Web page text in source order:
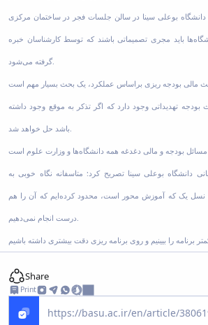
به میزبانی دانشگاه بوعلی سینا در سالن جلسات فجر در ساختمان مرکزی
باید مجری تصمیماتی باشند که توسط کارشناسان خبره
گرفته می‌شود.
تهدیداتی وجود دارد که اگر تذکر به موقع وجود داشته
باشد حل خواهد شد.
دانشگاه بوعلی سینا تصریح کرد: متاسفانه نگاه خوبی به
به نسل یک که آموزش محور است، ‌محدود کرده‌ایم که آن را هم‌
درست انجام نمی‌دهیم.
برنامه را بیینیم و روی برنامه ریزی دقت بیشتری داشته باشیم
Share
Print